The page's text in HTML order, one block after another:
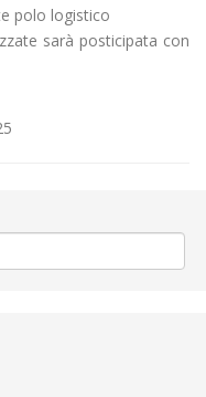
polo logistico
sarà posticipata con